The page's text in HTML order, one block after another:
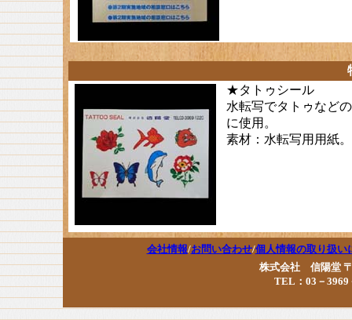
★タトゥシール
水転写でタトゥなど
に使用。
素材：水転写用用紙。
会社情報/お問い合わせ/個人情報の取り扱い
株式会社 信陽堂
TEL：03－3969